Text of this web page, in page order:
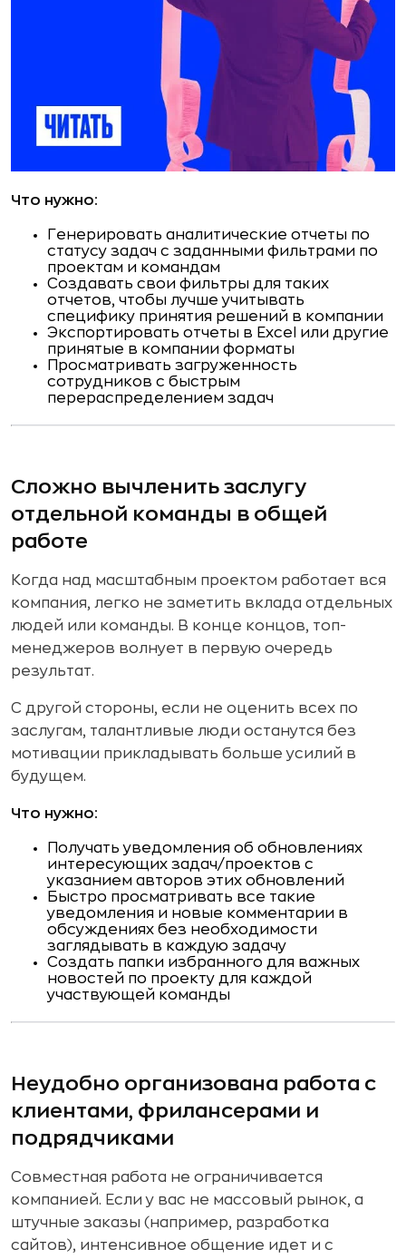
Что нужно:
Генерировать аналитические отчеты по
статусу задач с заданными фильтрами по
проектам и командам
Создавать свои фильтры для таких
отчетов, чтобы лучше учитывать
специфику принятия решений в компании
Экспортировать отчеты в Excel или другие
принятые в компании форматы
Просматривать загруженность
сотрудников с быстрым
перераспределением задач
Сложно вычленить заслугу
отдельной команды в общей
работе
Когда над масштабным проектом работает вся
компания, легко не заметить вклада отдельных
людей или команды. В конце концов, топ-
менеджеров волнует в первую очередь
результат.
С другой стороны, если не оценить всех по
заслугам, талантливые люди останутся без
мотивации прикладывать больше усилий в
будущем.
Что нужно:
Получать уведомления об обновлениях
интересующих задач/проектов с
указанием авторов этих обновлений
Быстро просматривать все такие
уведомления и новые комментарии в
обсуждениях без необходимости
заглядывать в каждую задачу
Создать папки избранного для важных
новостей по проекту для каждой
участвующей команды
Неудобно организована работа с
клиентами, фрилансерами и
подрядчиками
Совместная работа не ограничивается
компанией. Если у вас не массовый рынок, а
штучные заказы (например, разработка
сайтов), интенсивное общение идет и с